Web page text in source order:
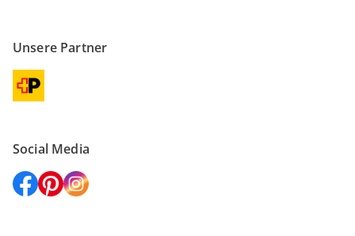
Unsere Partner
Social Media